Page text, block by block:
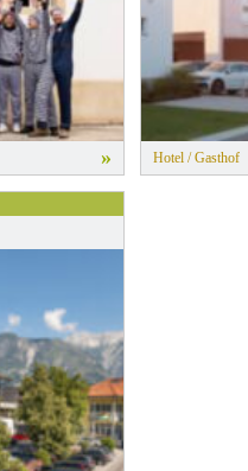
» Hotel / Gasthof